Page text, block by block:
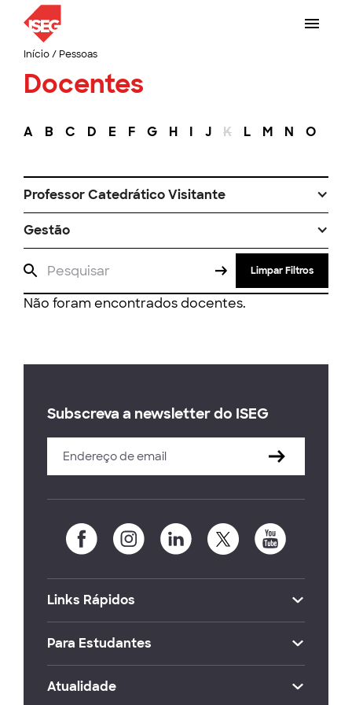
Início/ Pessoas
Docentes
A B C D E F G H I J K L M N O
Professor Catedrático Visitante
Gestão
Limpar Filtros
Não foram encontrados docentes.
Subscreva a newsletter do ISEG
Links Rápidos
Para Estudantes
Atualidade